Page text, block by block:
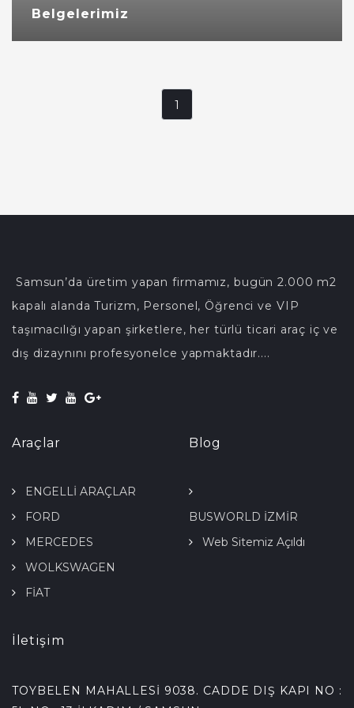
Belgelerimiz
1
Samsun’da üretim yapan firmamız, bugün 2.000 m2
kapalı alanda Turizm, Personel, Öğrenci ve VIP
taşımacılığı yapan şirketlere, her türlü ticari araç iç ve
dış dizaynını profesyonelce yapmaktadır....
Araçlar
ENGELLİ ARAÇLAR
FORD
MERCEDES
WOLKSWAGEN
FİAT
Blog
BUSWORLD İZMİR
FUARINDAYIZ 19-21 NİSAN
Web Sitemiz Açıldı
İletişim
TOYBELEN MAHALLESİ 9038. CADDE DIŞ KAPI NO :